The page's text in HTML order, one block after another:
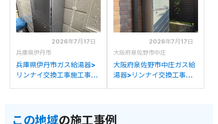
交換
交換
2026年7月17日
兵庫県伊丹市
兵庫県伊丹市ガス給湯器>
リンナイ交換工事施工事
への交換
2026年7月17日
大阪府泉佐野市中庄
大阪府泉佐野市中庄ガス給
湯器>リンナイ交換工事施
交換
この地域の施工事例